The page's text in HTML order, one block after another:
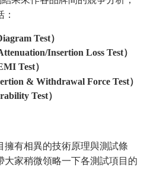
Test）
Insertion Loss Test）
Test）
& Withdrawal Force Test）
Test）
擁有相異的技術原理與測試條
大家稍微領略一下各測試項目的